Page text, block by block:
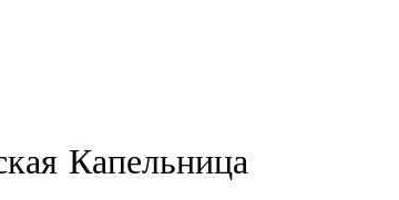
Капельница